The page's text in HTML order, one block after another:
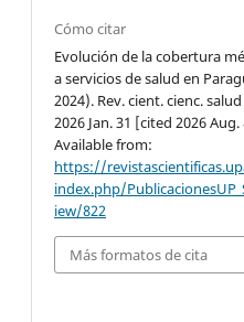
Cómo citar
Evolución de la cobertura
a servicios de salud en
2024). Rev. cient. cienc.
2026 Jan. 31 [cited 2026
Available from:
https://
index.php/
iew/822
Más formatos de cita